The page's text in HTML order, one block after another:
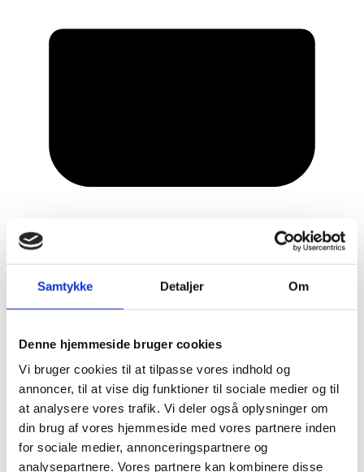
Samtykke Detaljer Om
Denne hjemmeside bruger cookies
Vi bruger cookies til at tilpasse vores indhold og
annoncer, til at vise dig funktioner til sociale medier og til
at analysere vores trafik. Vi deler også oplysninger om
din brug af vores hjemmeside med vores partnere inden
for sociale medier, annonceringspartnere og
analysepartnere. Vores partnere kan kombinere disse